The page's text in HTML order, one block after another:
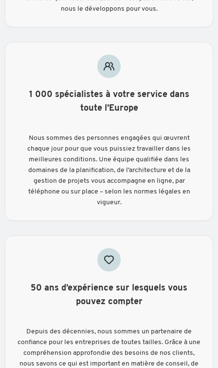
nous le développons pour vous.
1 000 spécialistes à votre service dans
toute l’Europe
Nous sommes des personnes engagées qui œuvrent
chaque jour pour que vous puissiez travailler dans les
meilleures conditions. Une équipe qualifiée dans les
domaines de la planification, de l’architecture et de la
gestion de projets vous accompagne en ligne, par
téléphone ou sur place – selon les normes légales en
vigueur.
50 ans d’expérience sur lesquels vous
pouvez compter
Depuis des décennies, nous sommes un partenaire de
confiance pour les entreprises de toutes tailles. Grâce à une
compréhension approfondie des besoins de nos clients,
nous savons ce qui est important en matière de conseil, de